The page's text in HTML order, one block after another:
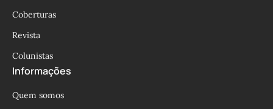
Coberturas
Revista
Colunistas
Informações
Quem somos